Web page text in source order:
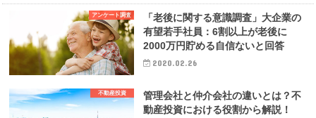
アンケート調査
「老後に関する意識調査」大企業の
有望若手社員：6割以上が老後に
2000万円貯める自信ないと回答
2020.02.26
不動産投資
管理会社と仲介会社の違いとは？不
動産投資における役割から解説！